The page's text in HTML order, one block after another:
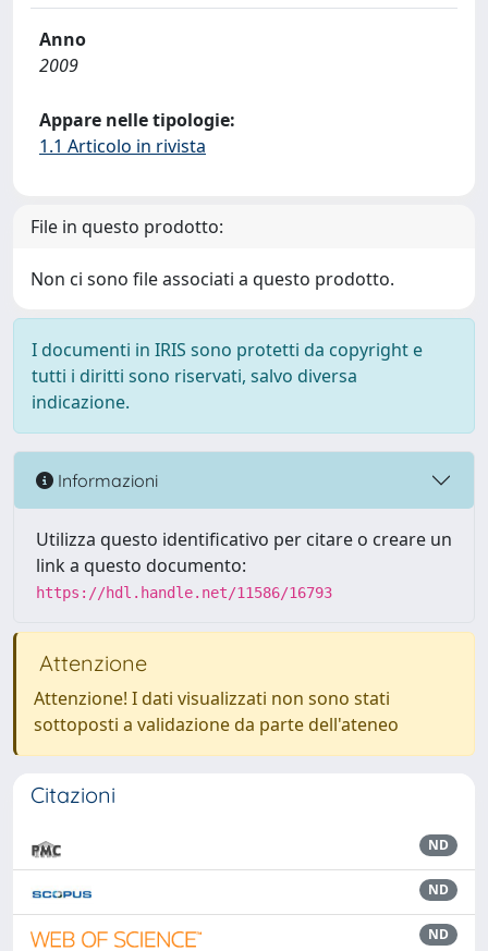
Anno
2009
Appare nelle tipologie:
1.1 Articolo in rivista
File in questo prodotto:
Non ci sono file associati a questo prodotto.
I documenti in IRIS sono protetti da copyright e
tutti i diritti sono riservati, salvo diversa
indicazione.
Informazioni
Utilizza questo identificativo per citare o creare un
link a questo documento:
https://hdl.handle.net/11586/16793
Attenzione
Attenzione! I dati visualizzati non sono stati
sottoposti a validazione da parte dell'ateneo
Citazioni
ND
ND
ND